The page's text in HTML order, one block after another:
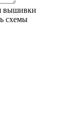
вышивки
схемы